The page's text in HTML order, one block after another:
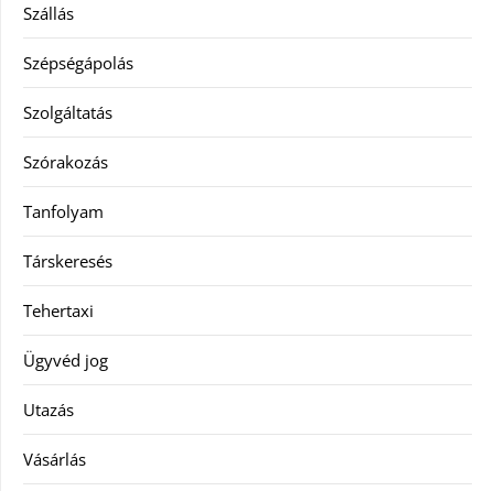
Szállás
Szépségápolás
Szolgáltatás
Szórakozás
Tanfolyam
Társkeresés
Tehertaxi
Ügyvéd jog
Utazás
Vásárlás